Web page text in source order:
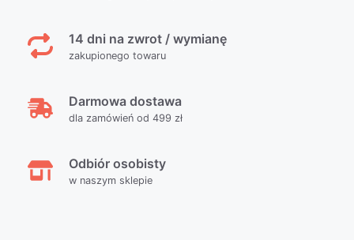
14 dni na zwrot / wymianę
zakupionego towaru
Darmowa dostawa
dla zamówień od 499 zł
Odbiór osobisty
w naszym sklepie